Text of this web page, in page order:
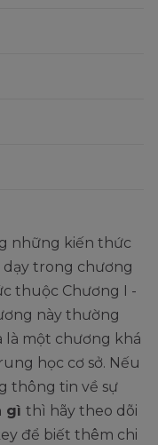
những kiến thức
dạy trong chương
thuộc Chương I -
này thường
một chương khá
học cơ sở. Nếu
thông tin về sự
gì thì hãy theo dõi
để biết thêm chi